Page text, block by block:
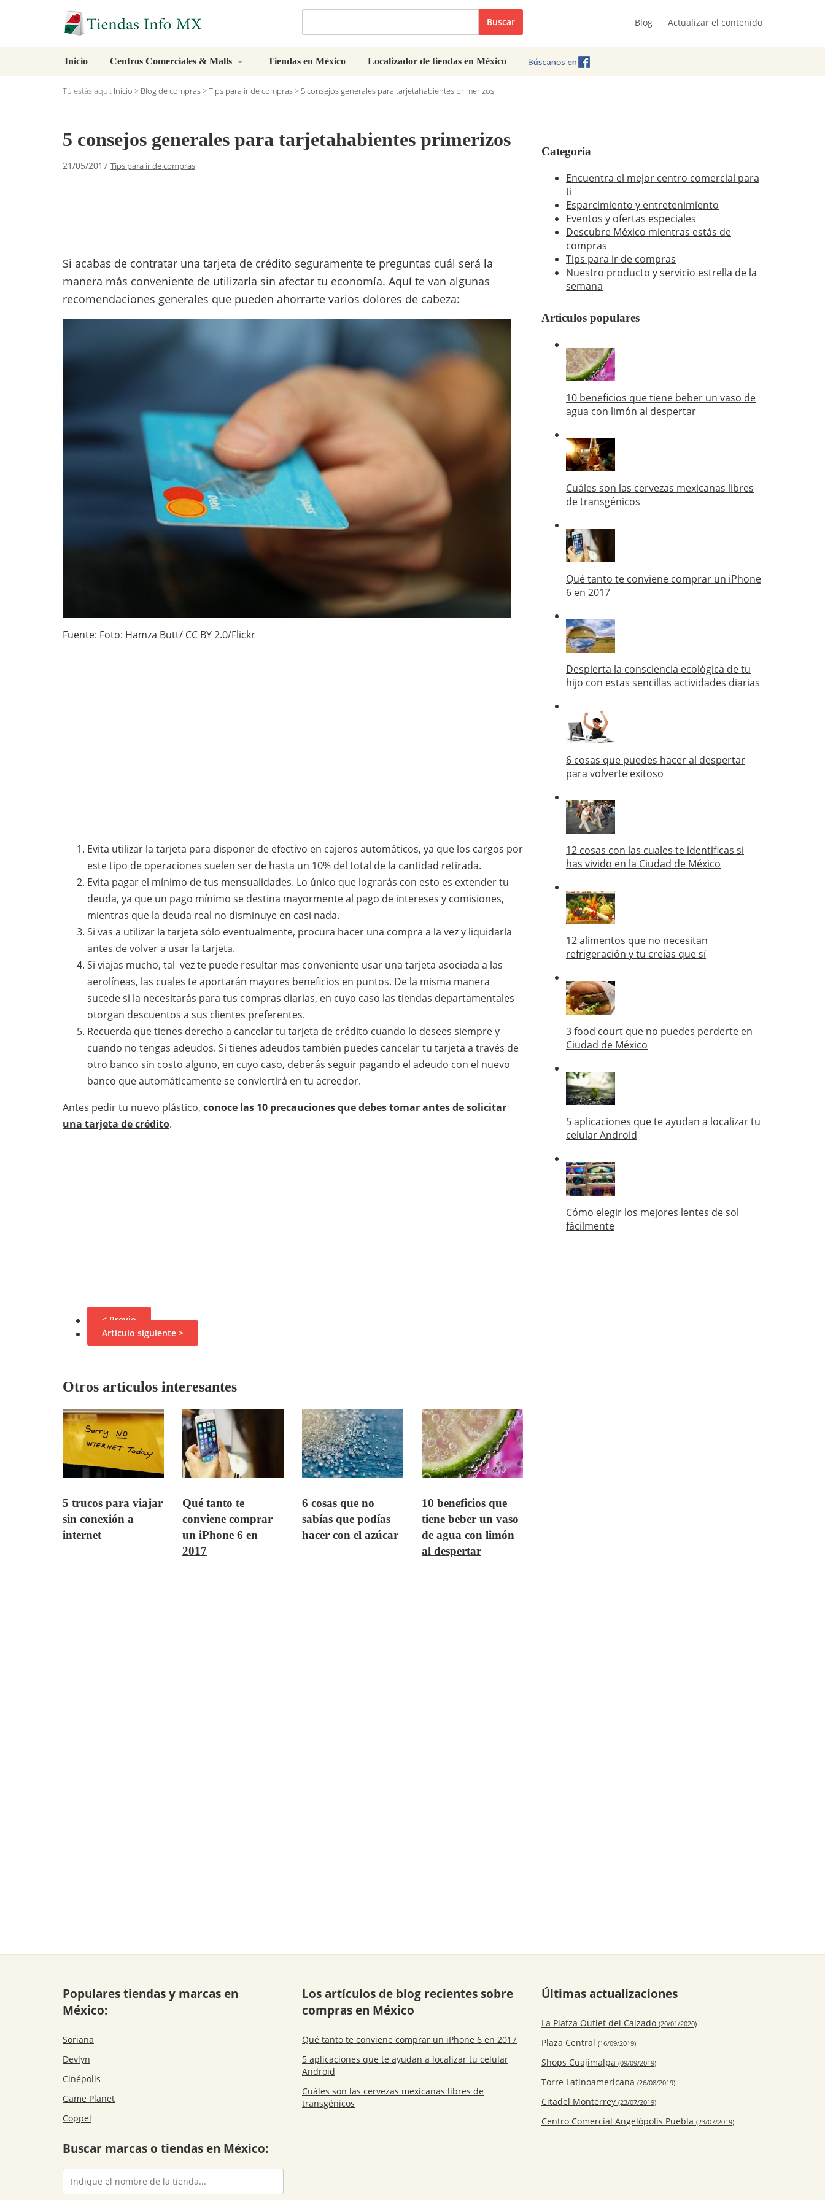
Buscar Blog Actualizar el contenido
Inicio Centros Comerciales & Malls Tiendas en México Localizador de tiendas en México
Tú estás aquí: Inicio > Blog de compras>Tips para ir de compras> 5 consejos generales para tarjetahabientes primerizos
5 consejos generales para tarjetahabientes primerizos
21/05/2017 Tips para ir de compras
Si acabas de contratar una tarjeta de crédito seguramente te preguntas cuál será la
manera más conveniente de utilizarla sin afectar tu economía. Aquí te van algunas
recomendaciones generales que pueden ahorrarte varios dolores de cabeza:
Fuente: Foto: Hamza Butt/ CC BY 2.0/Flickr
Evita utilizar la tarjeta para disponer de efectivo en cajeros automáticos, ya que los cargos por
este tipo de operaciones suelen ser de hasta un 10% del total de la cantidad retirada.
Evita pagar el mínimo de tus mensualidades. Lo único que lograrás con esto es extender tu
deuda, ya que un pago mínimo se destina mayormente al pago de intereses y comisiones,
mientras que la deuda real no disminuye en casi nada.
Si vas a utilizar la tarjeta sólo eventualmente, procura hacer una compra a la vez y liquidarla
antes de volver a usar la tarjeta.
Si viajas mucho, tal vez te puede resultar mas conveniente usar una tarjeta asociada a las
aerolíneas, las cuales te aportarán mayores beneficios en puntos. De la misma manera
sucede si la necesitarás para tus compras diarias, en cuyo caso las tiendas departamentales
otorgan descuentos a sus clientes preferentes.
Recuerda que tienes derecho a cancelar tu tarjeta de crédito cuando lo desees siempre y
cuando no tengas adeudos. Si tienes adeudos también puedes cancelar tu tarjeta a través de
otro banco sin costo alguno, en cuyo caso, deberás seguir pagando el adeudo con el nuevo
banco que automáticamente se conviertirá en tu acreedor.
Antes pedir tu nuevo plástico, conoce las 10 precauciones que debes tomar antes de solicitar
una tarjeta de crédito.
< Previo
Artículo siguiente >
Otros artículos interesantes
5 trucos para viajar
sin conexión a
internet
Qué tanto te
conviene comprar
un iPhone 6 en
2017
6 cosas que no
sabías que podías
hacer con el azúcar
10 beneficios que
tiene beber un vaso
de agua con limón
al despertar
Categoría
Encuentra el mejor centro comercial para
ti
Esparcimiento y entretenimiento
Eventos y ofertas especiales
Descubre México mientras estás de
compras
Tips para ir de compras
Nuestro producto y servicio estrella de la
semana
Articulos populares
10 beneficios que tiene beber un vaso de
agua con limón al despertar
Cuáles son las cervezas mexicanas libres
de transgénicos
Qué tanto te conviene comprar un iPhone
6 en 2017
Despierta la consciencia ecológica de tu
hijo con estas sencillas actividades diarias
6 cosas que puedes hacer al despertar
para volverte exitoso
12 cosas con las cuales te identificas si
has vivido en la Ciudad de México
12 alimentos que no necesitan
refrigeración y tu creías que sí
3 food court que no puedes perderte en
Ciudad de México
5 aplicaciones que te ayudan a localizar tu
celular Android
Cómo elegir los mejores lentes de sol
fácilmente
Populares tiendas y marcas en
México:
Soriana
Devlyn
Cinépolis
Game Planet
Coppel
Buscar marcas o tiendas en México:
Los artículos de blog recientes sobre
compras en México
Qué tanto te conviene comprar un iPhone 6 en 2017
5 aplicaciones que te ayudan a localizar tu celular
Android
Cuáles son las cervezas mexicanas libres de
transgénicos
Últimas actualizaciones
La Platza Outlet del Calzado (20/01/2020)
Plaza Central (16/09/2019)
Shops Cuajimalpa (09/09/2019)
Torre Latinoamericana (26/08/2019)
Citadel Monterrey (23/07/2019)
Centro Comercial Angelópolis Puebla (23/07/2019)